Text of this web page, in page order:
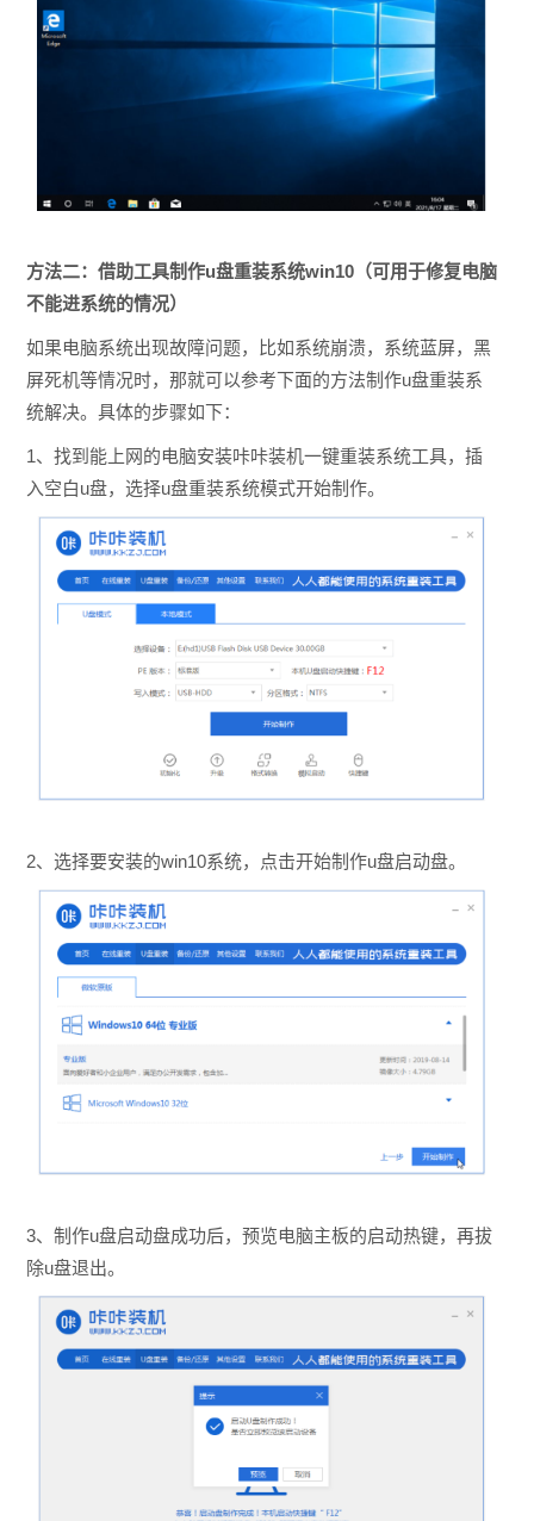
方法二：借助工具制作u盘重装系统win10（可用于修复电脑
不能进系统的情况）
如果电脑系统出现故障问题，比如系统崩溃，系统蓝屏，黑
屏死机等情况时，那就可以参考下面的方法制作u盘重装系
统解决。具体的步骤如下：
1、找到能上网的电脑安装咔咔装机一键重装系统工具，插
入空白u盘，选择u盘重装系统模式开始制作。
2、选择要安装的win10系统，点击开始制作u盘启动盘。
3、制作u盘启动盘成功后，预览电脑主板的启动热键，再拔
除u盘退出。